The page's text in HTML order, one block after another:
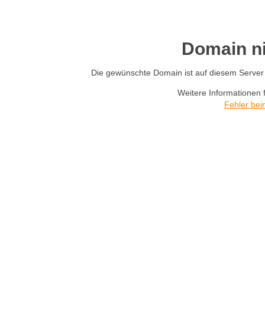
Domain
Die gewünschte Domain ist auf diesem
Weitere Informationen
Fehler